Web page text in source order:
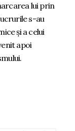
lui prin
s-au
și a celui
apoi